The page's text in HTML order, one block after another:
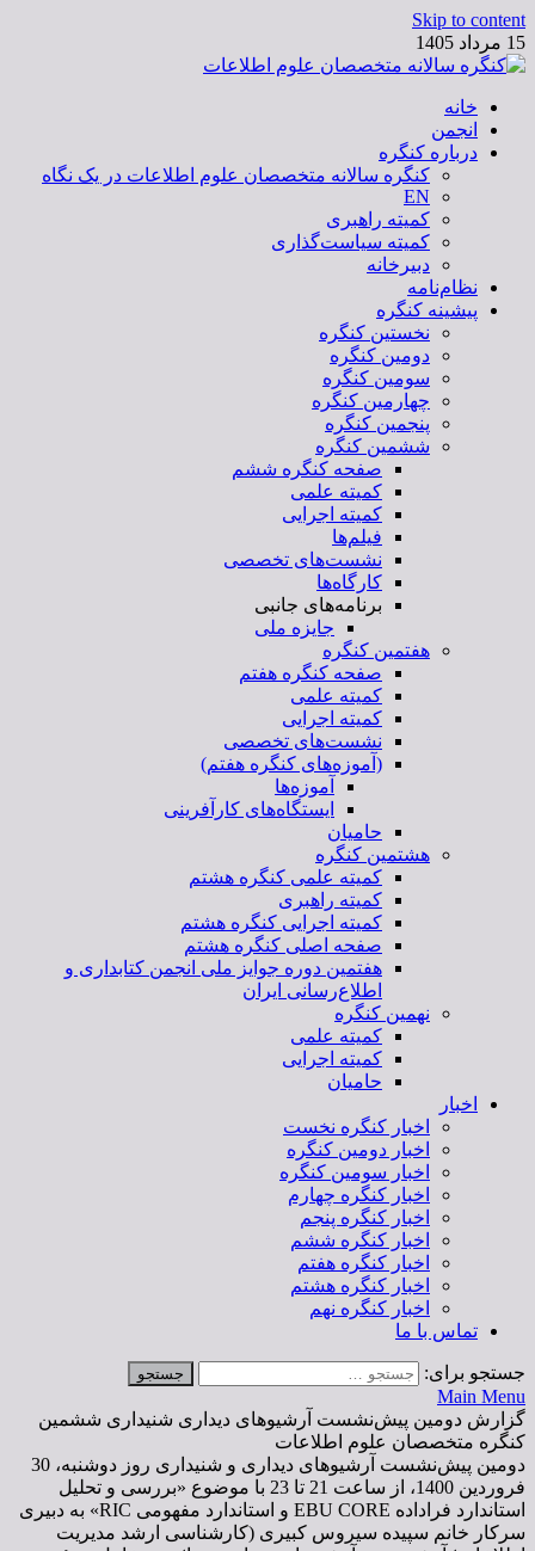
Skip to content
15 مرداد 1405
کنگره سالانه متخصصان علوم اطلاعات
خانه
انجمن
درباره کنگره
کنگره سالانه متخصصان علوم اطلاعات در یک نگاه
EN
کمیته راهبری
کمیته سیاست‌گذاری
دبیرخانه
نظام‌نامه
پیشینه کنگره
نخستین کنگره
دومین کنگره
سومین کنگره
چهارمین کنگره
پنجمین کنگره
ششمین کنگره
صفحه کنگره ششم
کمیته علمی
کمیته اجرایی
فیلم‌ها
نشست‌های تخصصی
کارگاه‌ها
برنامه‌های جانبی
جایزه ملی
هفتمین کنگره
صفحه کنگره هفتم
کمیته علمی
کمیته اجرایی
نشست‌های تخصصی
(آموزه‌های کنگره هفتم)
آموزه‌ها
ایستگاه‌های کارآفرینی
حامیان
هشتمین کنگره
کمیته علمی کنگره هشتم
کمیته راهبری
کمیته اجرایی کنگره هشتم
صفحه اصلی کنگره هشتم
هفتمین دوره جوایز ملی انجمن کتابداری و
اطلاع‌رسانی ایران
نهمین کنگره
کمیته علمی
کمیته اجرایی
حامیان
اخبار
اخبار کنگره نخست
اخبار دومین کنگره
اخبار سومین کنگره
اخبار کنگره چهارم
اخبار کنگره پنجم
اخبار کنگره ششم
اخبار کنگره هفتم
اخبار کنگره هشتم
اخبار کنگره نهم
تماس با ما
جستجو برای:
Main Menu
گزارش دومین پیش‌نشست آرشيوهای دیداری شنیداری ششمین
کنگره متخصصان علوم اطلاعات
دومین پیش‌نشست آرشیوهای دیداری و شنیداری روز دوشنبه،‌ 30
فروردین 1400، از ساعت 21 تا 23 با موضوع «بررسی و تحلیل
استاندارد فراداده EBU CORE و استاندارد مفهومی RIC» به دبیری
سرکار خانم سپیده سیروس کبیری (کارشناسی ارشد مدیریت